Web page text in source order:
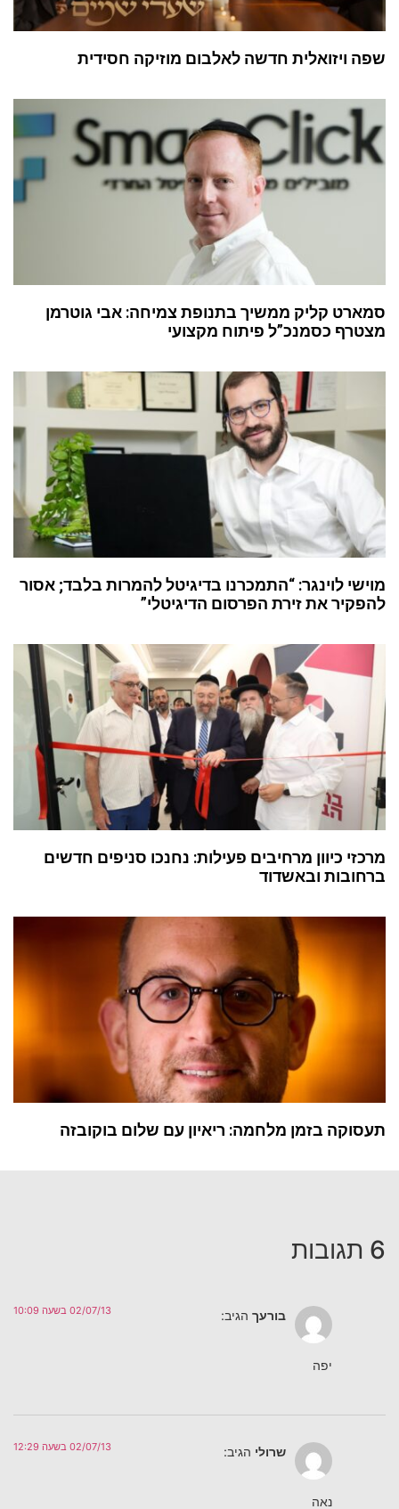
שפה ויזואלית חדשה לאלבום מוזיקה חסידית
סמארט קליק ממשיך בתנופת צמיחה: אבי גוטרמן
מצטרף כסמנכ”ל פיתוח מקצועי
מוישי לוינגר: “התמכרנו בדיגיטל להמרות בלבד; אסור
להפקיר את זירת הפרסום הדיגיטלי”
מרכזי כיוון מרחיבים פעילות: נחנכו סניפים חדשים
ברחובות ובאשדוד
תעסוקה בזמן מלחמה: ריאיון עם שלום בוקובזה
6 תגובות
בורעך הגיב: 02/07/13 בשעה 10:09
יפה
שרולי הגיב: 02/07/13 בשעה 12:29
נאה